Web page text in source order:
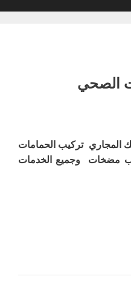
الصحي
تركيب الحمامات
مضخات وجميع الخدمات